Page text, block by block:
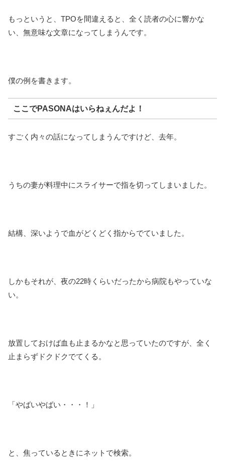
もっというと、TPOを間違えると、全く読者の心に響かな
い、無意味な文章になってしまうんです。
僕の例を書きます。
ここでPASONAはいらねぇんだよ！
すごく内々の話になってしまうんですけど、去年。
うちの妻が料理中にスライサーで指を切ってしまいました。
結構、深いようで血がどくどく指からでていました。
しかもそれが、夜の22時くらいだったから病院もやっていな
い。
放置しておけば血も止まるかなと思っていたのですが、全く
止まらずドクドクでてくる。
「やばいやばい・・・！」
と、焦っているときにネットで検索。